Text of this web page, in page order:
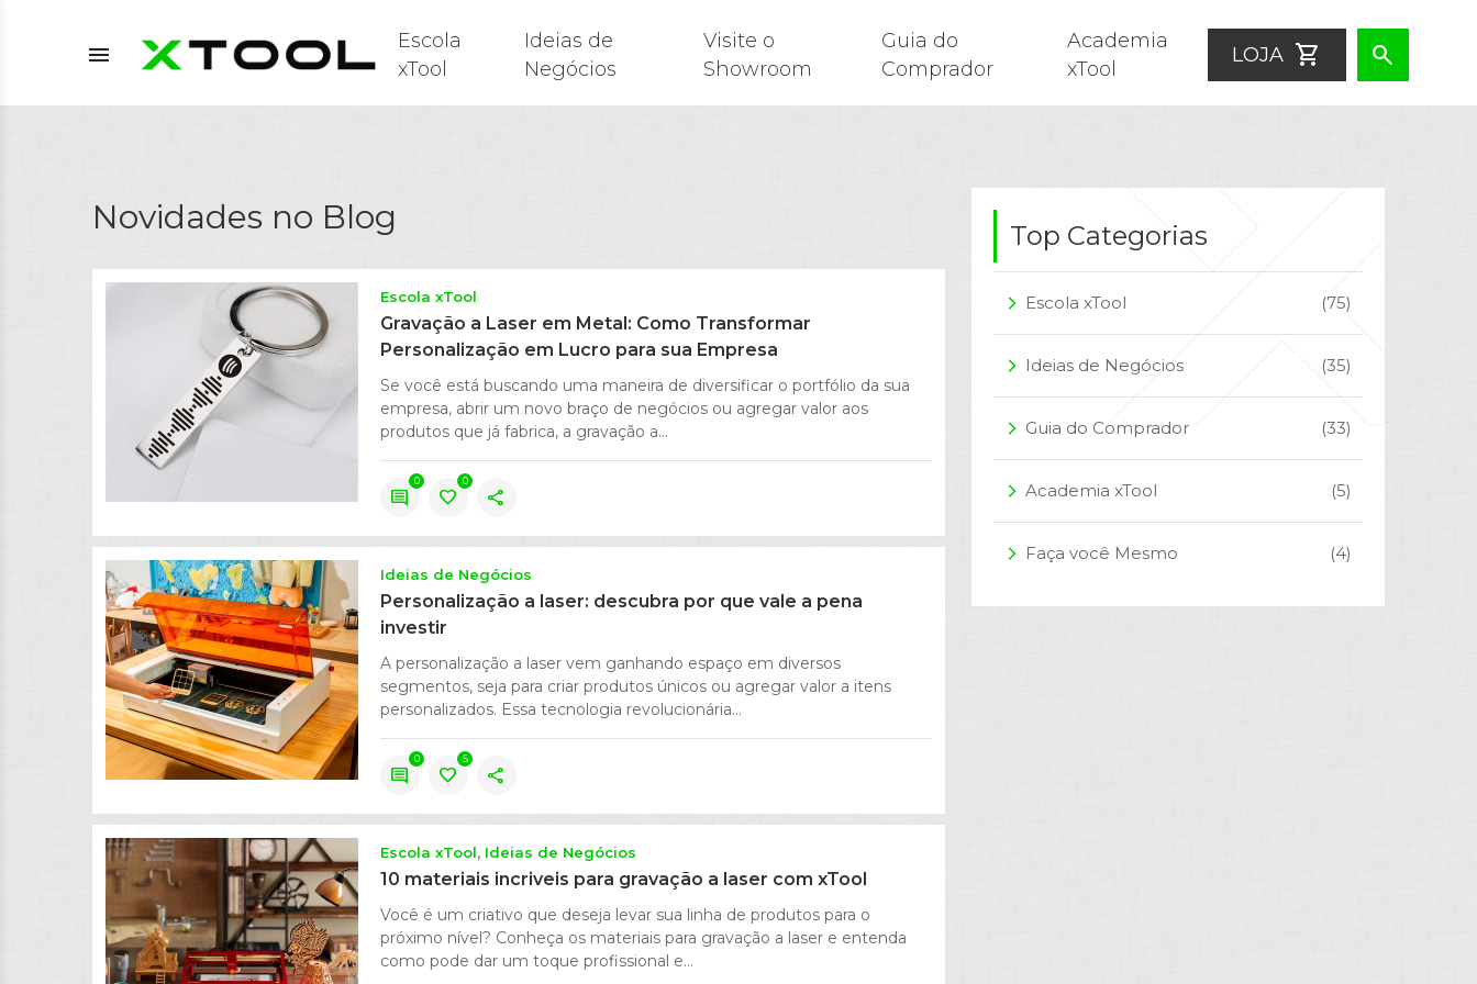
menu
Escola
xTool
Ideias de
Negócios
Visite o
Showroom
Guia do
Comprador
Academia
xTool
LOJA shopping_cart search
Novidades no Blog
Escola xTool
Gravação a Laser em Metal: Como Transformar
Personalização em Lucro para sua Empresa
Se você está buscando uma maneira de diversificar o portfólio da sua
empresa, abrir um novo braço de negócios ou agregar valor aos
produtos que já fabrica, a gravação a...
comment
0
favorite
0
share
Ideias de Negócios
Personalização a laser: descubra por que vale a pena
investir
A personalização a laser vem ganhando espaço em diversos
segmentos, seja para criar produtos únicos ou agregar valor a itens
personalizados. Essa tecnologia revolucionária...
comment
0
favorite
5
share
Escola xTool Ideias de Negócios
10 materiais incriveis para gravação a laser com xTool
Você é um criativo que deseja levar sua linha de produtos para o
próximo nível? Conheça os materiais para gravação a laser e entenda
como pode dar um toque profissional e...
Top Categorias
arrow_forward_ios Escola xTool (75)
arrow_forward_ios Ideias de Negócios (35)
arrow_forward_ios Guia do Comprador (33)
arrow_forward_ios Academia xTool (5)
arrow_forward_ios Faça você Mesmo (4)